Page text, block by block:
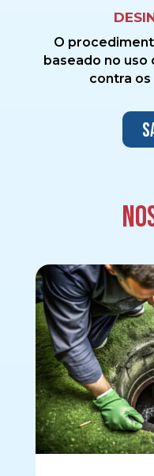
O
baseado no
contra